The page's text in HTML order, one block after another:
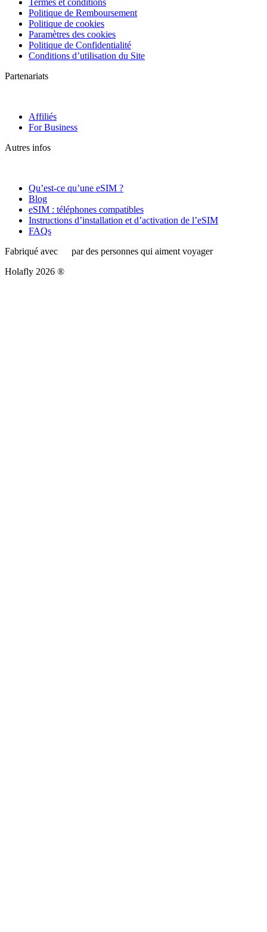
Termes et conditions
Politique de Remboursement
Politique de cookies
Paramètres des cookies
Politique de Confidentialité
Conditions d’utilisation du Site
Partenariats
Affiliés
For Business
Autres infos
Qu’est-ce qu’une eSIM ?
Blog
eSIM : téléphones compatibles
Instructions d’installation et d’activation de l’eSIM
FAQs
Fabriqué avec
par des personnes qui aiment voyager
Holafly 2026 ®